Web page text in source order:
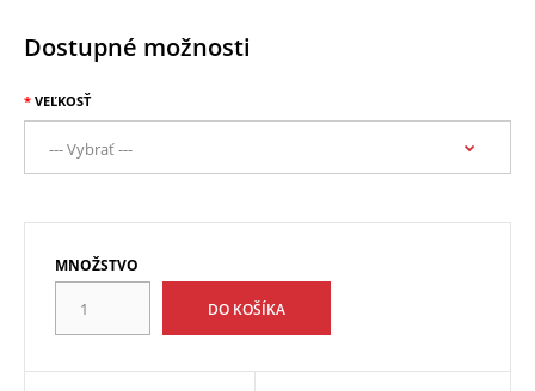
Dostupné možnosti
VEĽKOSŤ
MNOŽSTVO